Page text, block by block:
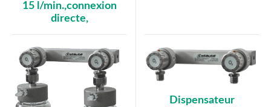
15 l/min.,connexion
directe,
Dispensateur